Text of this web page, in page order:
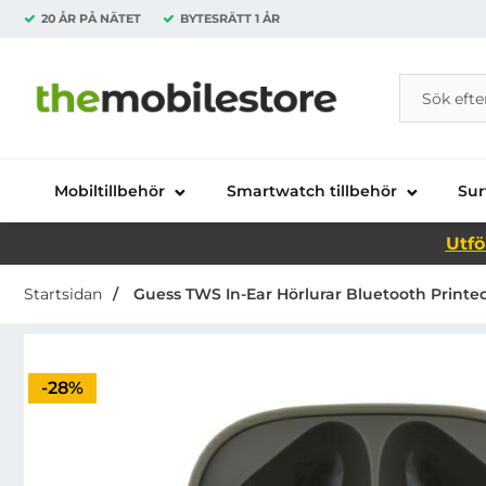
20 ÅR PÅ NÄTET BYTESRÄTT 1 ÅR
Startsidan för Danira Telecom AB
Sök
Sök på
Mobiltillbehör Smartwatch tillbehör
Startsidan Guess TWS In-Ear Hörlurar Bluetooth
Priset är nedsatt med
-28%